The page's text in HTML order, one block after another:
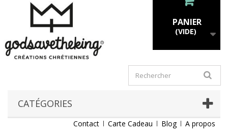
PANIER
(VIDE)
CATÉGORIES
Contact Carte Cadeau Blog A propos